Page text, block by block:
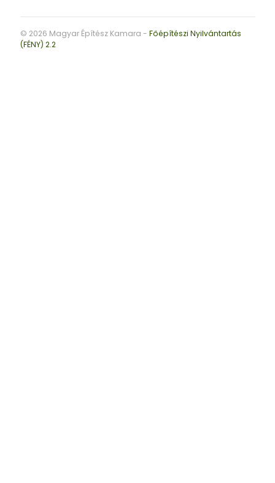
© 2026 Magyar Építész Kamara - Főépítészi Nyilvántartás
(FÉNY) 2.2